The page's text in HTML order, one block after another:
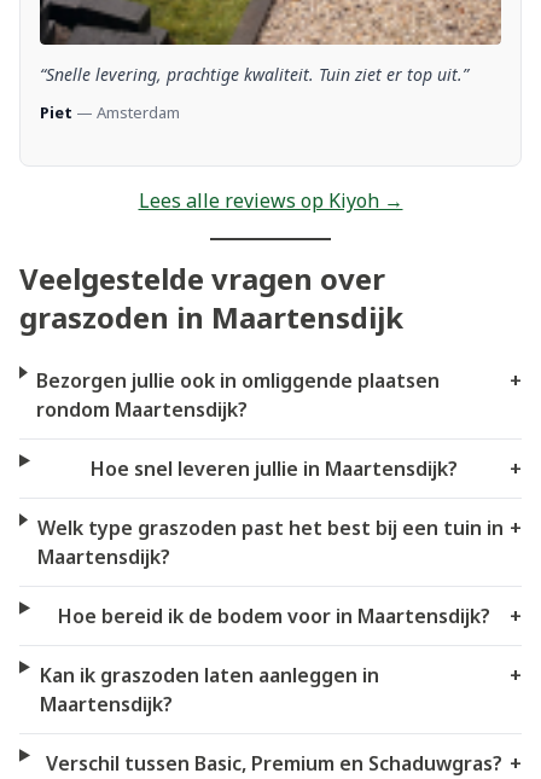
“Snelle levering, prachtige kwaliteit. Tuin ziet er top uit.”
Piet — Amsterdam
Lees alle reviews op Kiyoh →
Veelgestelde vragen over
graszoden in Maartensdijk
Bezorgen jullie ook in omliggende plaatsen
rondom Maartensdijk?
+
Hoe snel leveren jullie in Maartensdijk? +
Welk type graszoden past het best bij een tuin in
Maartensdijk?
+
Hoe bereid ik de bodem voor in Maartensdijk? +
Kan ik graszoden laten aanleggen in
Maartensdijk?
+
Verschil tussen Basic, Premium en Schaduwgras? +